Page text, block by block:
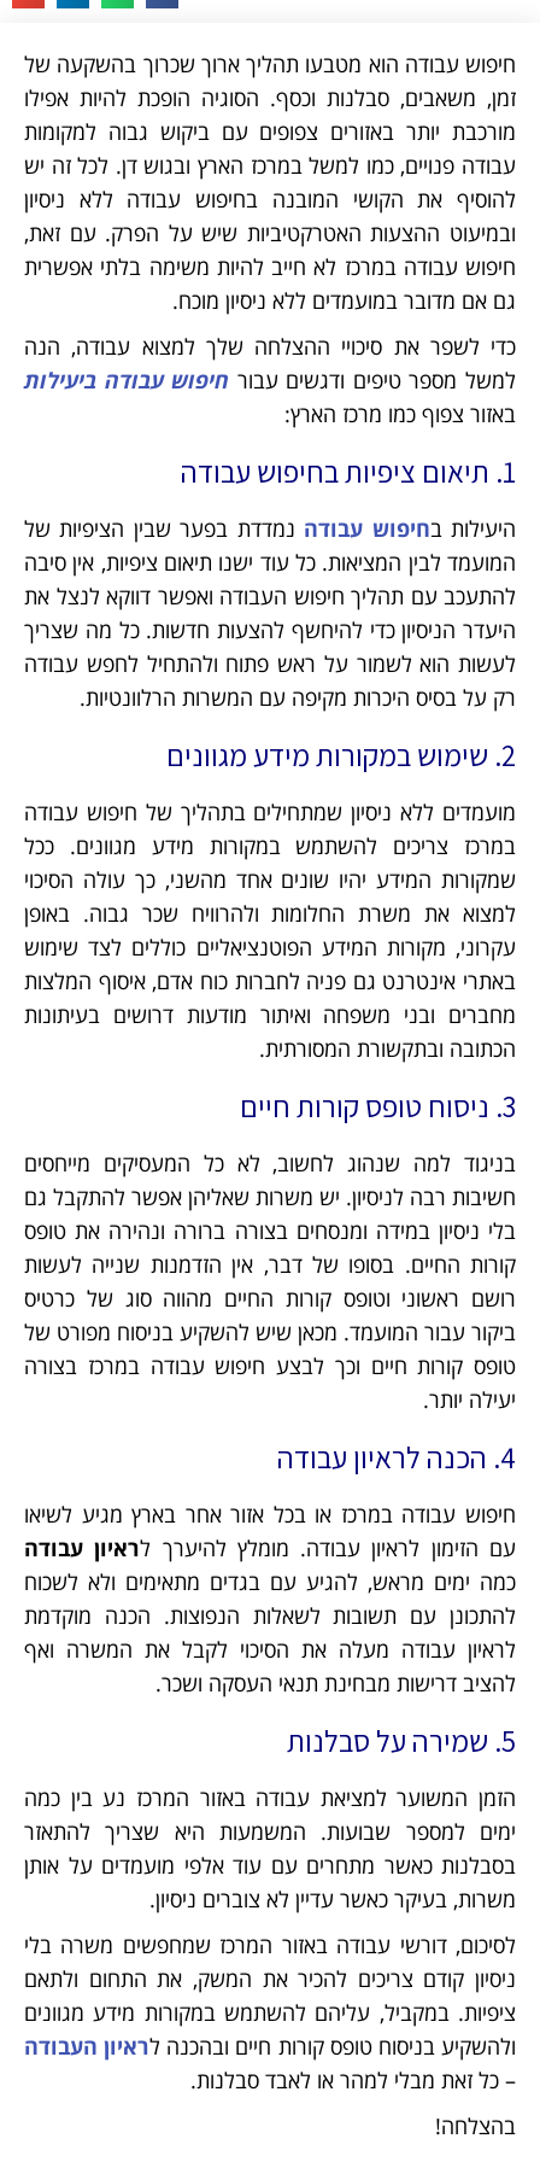
חיפוש עבודה הוא מטבעו תהליך ארוך שכרוך בהשקעה של
זמן, משאבים, סבלנות וכסף. הסוגיה הופכת להיות אפילו
מורכבת יותר באזורים צפופים עם ביקוש גבוה למקומות
עבודה פנויים, כמו למשל במרכז הארץ ובגוש דן. לכל זה יש
להוסיף את הקושי המובנה בחיפוש עבודה ללא ניסיון
ובמיעוט ההצעות האטרקטיביות שיש על הפרק. עם זאת,
חיפוש עבודה במרכז לא חייב להיות משימה בלתי אפשרית
גם אם מדובר במועמדים ללא ניסיון מוכח.
כדי לשפר את סיכויי ההצלחה שלך למצוא עבודה, הנה
למשל מספר טיפים ודגשים עבור חיפוש עבודה ביעילות
באזור צפוף כמו מרכז הארץ:
1. תיאום ציפיות בחיפוש עבודה
היעילות בחיפוש עבודה נמדדת בפער שבין הציפיות של
המועמד לבין המציאות. כל עוד ישנו תיאום ציפיות, אין סיבה
להתעכב עם תהליך חיפוש העבודה ואפשר דווקא לנצל את
היעדר הניסיון כדי להיחשף להצעות חדשות. כל מה שצריך
לעשות הוא לשמור על ראש פתוח ולהתחיל לחפש עבודה
רק על בסיס היכרות מקיפה עם המשרות הרלוונטיות.
2. שימוש במקורות מידע מגוונים
מועמדים ללא ניסיון שמתחילים בתהליך של חיפוש עבודה
במרכז צריכים להשתמש במקורות מידע מגוונים. ככל
שמקורות המידע יהיו שונים אחד מהשני, כך עולה הסיכוי
למצוא את משרת החלומות ולהרוויח שכר גבוה. באופן
עקרוני, מקורות המידע הפוטנציאליים כוללים לצד שימוש
באתרי אינטרנט גם פניה לחברות כוח אדם, איסוף המלצות
מחברים ובני משפחה ואיתור מודעות דרושים בעיתונות
הכתובה ובתקשורת המסורתית.
3. ניסוח טופס קורות חיים
בניגוד למה שנהוג לחשוב, לא כל המעסיקים מייחסים
חשיבות רבה לניסיון. יש משרות שאליהן אפשר להתקבל גם
בלי ניסיון במידה ומנסחים בצורה ברורה ונהירה את טופס
קורות החיים. בסופו של דבר, אין הזדמנות שנייה לעשות
רושם ראשוני וטופס קורות החיים מהווה סוג של כרטיס
ביקור עבור המועמד. מכאן שיש להשקיע בניסוח מפורט של
טופס קורות חיים וכך לבצע חיפוש עבודה במרכז בצורה
יעילה יותר.
4. הכנה לראיון עבודה
חיפוש עבודה במרכז או בכל אזור אחר בארץ מגיע לשיאו
עם הזימון לראיון עבודה. מומלץ להיערך לראיון עבודה
כמה ימים מראש, להגיע עם בגדים מתאימים ולא לשכוח
להתכונן עם תשובות לשאלות הנפוצות. הכנה מוקדמת
לראיון עבודה מעלה את הסיכוי לקבל את המשרה ואף
להציב דרישות מבחינת תנאי העסקה ושכר.
5. שמירה על סבלנות
הזמן המשוער למציאת עבודה באזור המרכז נע בין כמה
ימים למספר שבועות. המשמעות היא שצריך להתאזר
בסבלנות כאשר מתחרים עם עוד אלפי מועמדים על אותן
משרות, בעיקר כאשר עדיין לא צוברים ניסיון.
לסיכום, דורשי עבודה באזור המרכז שמחפשים משרה בלי
ניסיון קודם צריכים להכיר את המשק, את התחום ולתאם
ציפיות. במקביל, עליהם להשתמש במקורות מידע מגוונים
ולהשקיע בניסוח טופס קורות חיים ובהכנה לראיון העבודה
– כל זאת מבלי למהר או לאבד סבלנות.
בהצלחה!